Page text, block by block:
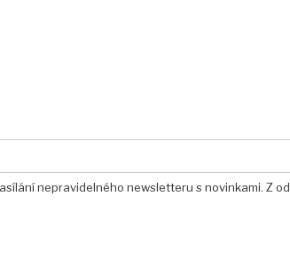
nepravidelného newsletteru s novinkami. Z